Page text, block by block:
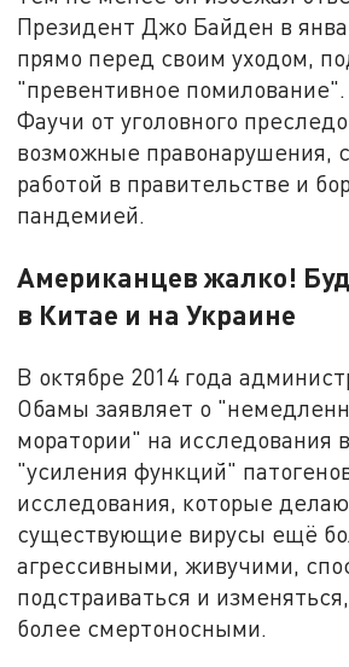
Президент Джо Байден в
прямо перед своим уходом,
"превентивное
Фаучи от уголовного
возможные правонарушения,
работой в правительстве и
пандемией.
Американцев жалко!
в Китае и на Украине
В октябре 2014 года
Обамы заявляет о
моратории" на исследования
"усиления функций"
исследования, которые
существующие вирусы ещё
агрессивными, живучими,
подстраиваться и
более смертоносными.